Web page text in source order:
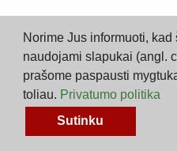
CONSUL, 2026 |Privatumo politika
Norime Jus informuoti,
naudojami slapukai (angl.
prašome paspausti
toliau. Privatumo politika
Sutinku